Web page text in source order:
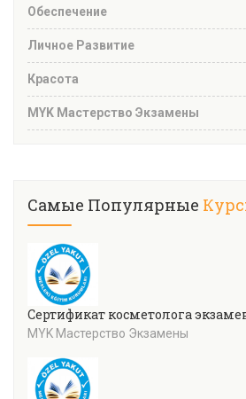
Обеспечение
Личное Развитие
Красота
MYK Мастерство Экзамены
Самые Популярные
Сертификат косметолога
MYK Мастерство Экзамены